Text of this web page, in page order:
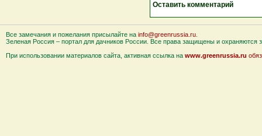
Оставить комментарий
Все замечания и пожелания присылайте на info@greenrussia.ru
Зеленая Россия – портал для дачников России. Все права защищены и охраняются
При использовании материалов сайта, активная ссылка на www.greenrussia.ru